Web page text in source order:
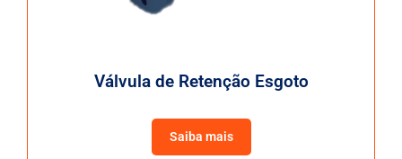
Válvula de Retenção Esgoto
Saiba mais